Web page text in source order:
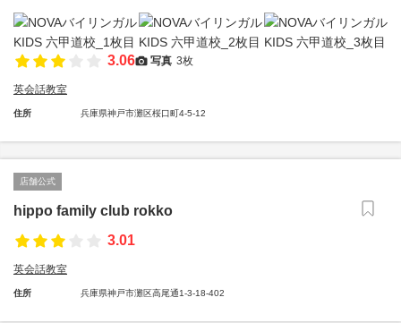
3.06 写真 3枚
英会話教室
住所 兵庫県神戸市灘区桜口町4-5-12
店舗公式
hippo family club rokko
3.01
英会話教室
住所 兵庫県神戸市灘区高尾通1-3-18-402